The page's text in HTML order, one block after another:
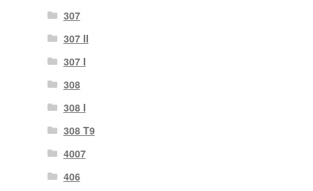
307
307 II
307 Ι
308
308 Ι
308 Τ9
4007
406